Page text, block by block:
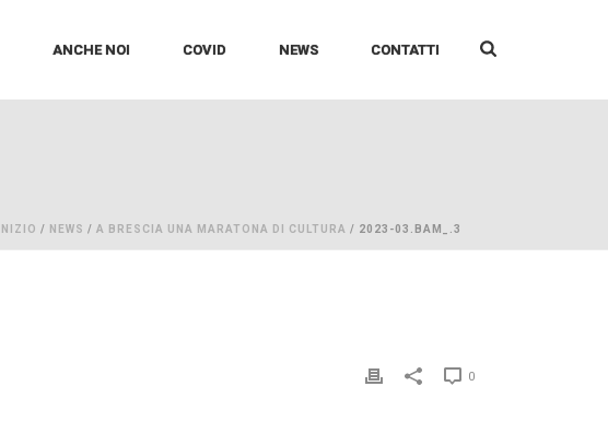
ANCHE NOI COVID NEWS CONTATTI
INIZIO / NEWS / A BRESCIA UNA MARATONA DI CULTURA / 2023-03.BAM_.3
0